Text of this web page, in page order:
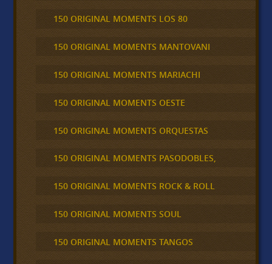
150 ORIGINAL MOMENTS LOS 80
150 ORIGINAL MOMENTS MANTOVANI
150 ORIGINAL MOMENTS MARIACHI
150 ORIGINAL MOMENTS OESTE
150 ORIGINAL MOMENTS ORQUESTAS
150 ORIGINAL MOMENTS PASODOBLES,
150 ORIGINAL MOMENTS ROCK & ROLL
150 ORIGINAL MOMENTS SOUL
150 ORIGINAL MOMENTS TANGOS